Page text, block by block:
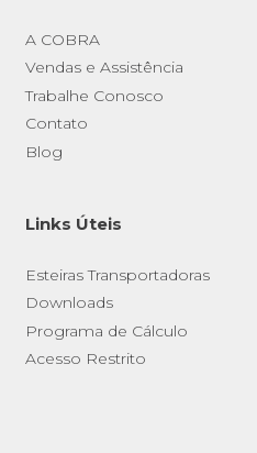
A COBRA
Vendas e Assistência
Trabalhe Conosco
Contato
Blog
Links Úteis
Esteiras Transportadoras
Downloads
Programa de Cálculo
Acesso Restrito